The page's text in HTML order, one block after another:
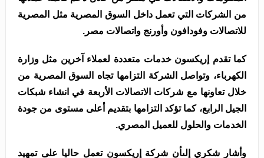
من الشركات التي تعمل داخل السوق المصرية مثل المصرية
للاتصالات وفودافون وأورنج واتصالات مصر.
كما تقدم إريكسون خدمات متعددة لعملاء آخرين مثل وزارة
الكهرباء، وتواصل الشركة التزامها تجاه السوق المصرية من
خلال تعاونها مع شركات الاتصالات الأربعة في انشاء شبكات
الجيل الرابع، كما تؤكد التزامها بتقديم أعلى مستوى من جودة
الخدمات والحلول للعميل المصري.
وأشار شكري إلىأن شركة إريكسون تعمل حاليا على تمهيد